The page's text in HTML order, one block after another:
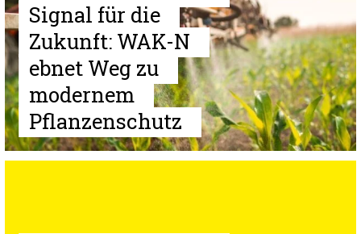
Signal für die
Zukunft: WAK-N
ebnet Weg zu
modernem
Pflanzenschutz